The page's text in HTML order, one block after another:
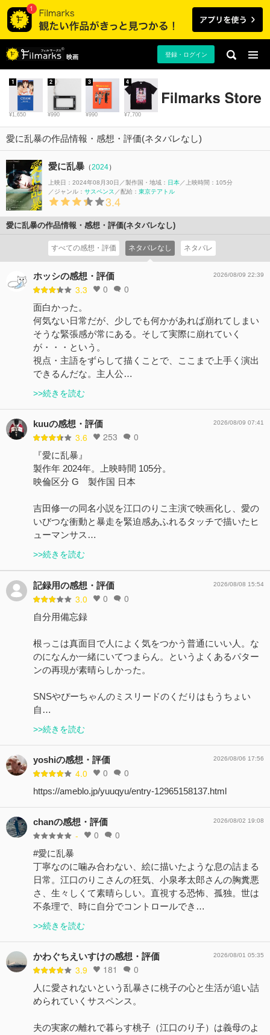
映画 登録・ログイン
¥1,650
1
¥990
2
¥990
3
¥7,700
4
愛に乱暴の作品情報・感想・評価(ネタバレなし)
愛に乱暴 （2024）
上映日：2024年08月30日 製作国・地域： 日本
上映時間：105分
ジャンル： サスペンス 配給： 東京テアトル
3.4
愛に乱暴の作品情報・感想・評価(ネタバレなし)
すべての感想・評価 ネタバレなし ネタバレ
ホッシの感想・評価
3.3 0 0
2026/08/09 22:39
面白かった。
何気ない日常だが、少しでも何かがあれば崩れてしまい
そうな緊張感が常にある。そして実際に崩れていく
が・・・という。
視点・主語をずらして描くことで、ここまで上手く演出
できるんだな。主人公…
>>続きを読む
kuuの感想・評価
3.6 253 0
2026/08/09 07:41
『愛に乱暴』
製作年 2024年。上映時間 105分。
映倫区分 G 製作国 日本
吉田修一の同名小説を江口のりこ主演で映画化し、愛の
いびつな衝動と暴走を緊迫感あふれるタッチで描いたヒ
ューマンサス…
>>続きを読む
記録用の感想・評価
3.0 0 0
2026/08/08 15:54
自分用備忘録
根っこは真面目で人によく気をつかう普通にいい人。な
のになんか一緒にいてつまらん。というよくあるパター
ンの再現が素晴らしかった。
SNSやぴーちゃんのミスリードのくだりはもうちょい
自…
>>続きを読む
yoshiの感想・評価
4.0 0 0
2026/08/06 17:56
https://ameblo.jp/yuuqyu/entry-12965158137.html
chanの感想・評価
- 0 0
2026/08/02 19:08
#愛に乱暴
丁寧なのに噛み合わない、絵に描いたような息の詰まる
日常。江口のりこさんの狂気、小泉孝太郎さんの胸糞悪
さ、生々しくて素晴らしい。直視する恐怖、孤独。世は
不条理で、時に自分でコントロールでき…
>>続きを読む
かわぐちえいすけの感想・評価
3.9 181 0
2026/08/01 05:35
人に愛されないという乱暴さに桃子の心と生活が追い詰
められていくサスペンス。
夫の実家の離れで暮らす桃子（江口のり子）は義母のよ